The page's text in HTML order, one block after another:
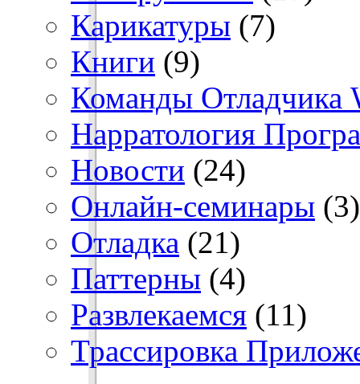
Карикатуры (7)
Книги (9)
Команды Отладчика
Нарратология
Новости (24)
Онлайн-семинары (3)
Отладка (21)
Паттерны (4)
Развлекаемся (11)
Трассировка